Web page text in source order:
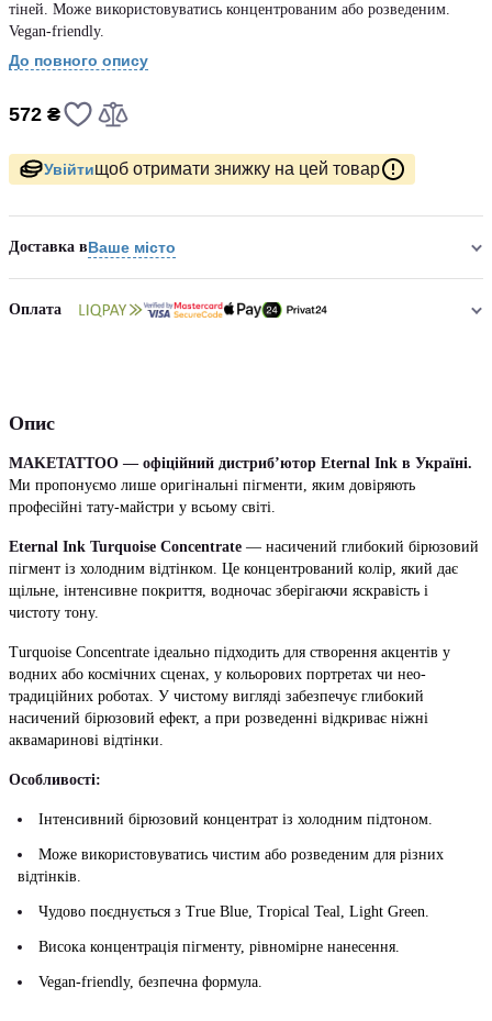
тіней. Може використовуватись концентрованим або розведеним.
Vegan-friendly.
До повного опису
572 ₴
Увійтищоб отримати знижку на цей товар
Доставка вВаше місто
Оплата
Опис
MAKETATTOO — офіційний дистриб’ютор Eternal Ink в Україні.
Ми пропонуємо лише оригінальні пігменти, яким довіряють
професійні тату-майстри у всьому світі.
Eternal Ink Turquoise Concentrate — насичений глибокий бірюзовий
пігмент із холодним відтінком. Це концентрований колір, який дає
щільне, інтенсивне покриття, водночас зберігаючи яскравість і
чистоту тону.
Turquoise Concentrate ідеально підходить для створення акцентів у
водних або космічних сценах, у кольорових портретах чи нео-
традиційних роботах. У чистому вигляді забезпечує глибокий
насичений бірюзовий ефект, а при розведенні відкриває ніжні
аквамаринові відтінки.
Особливості:
Інтенсивний бірюзовий концентрат із холодним підтоном.
Може використовуватись чистим або розведеним для різних
відтінків.
Чудово поєднується з True Blue, Tropical Teal, Light Green.
Висока концентрація пігменту, рівномірне нанесення.
Vegan-friendly, безпечна формула.